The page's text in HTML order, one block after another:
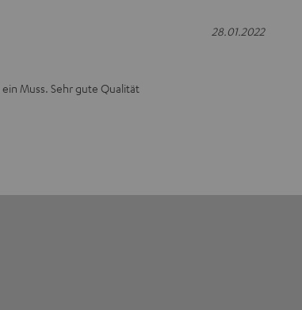
Muss. Sehr gute Qualität
28.01.2022